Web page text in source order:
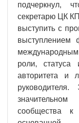
подчеркнул,
секретарю ЦК
выступить с
выступлением
роли,
авторитета и
сообщества к